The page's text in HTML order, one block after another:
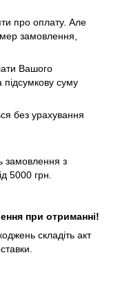
про оплату. Але
замовлення,
Вашого
суму
без урахування
замовлення з
5000 грн.
при отриманні!
складіть акт